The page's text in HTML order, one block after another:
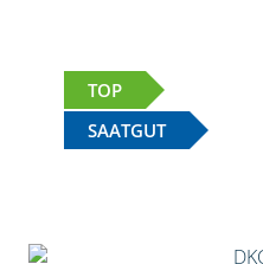
TOP
SAATGUT